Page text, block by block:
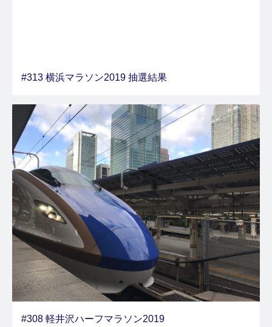
#313 横浜マラソン2019 抽選結果
#308 軽井沢ハーフマラソン2019